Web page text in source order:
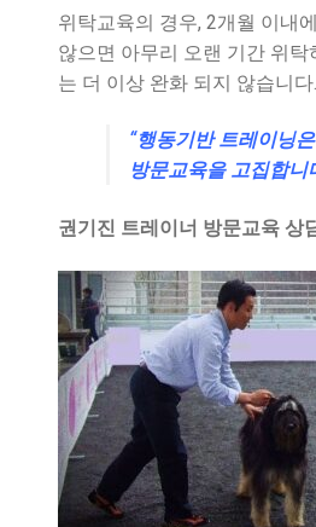
위탁교육의 경우, 2개월 이내
않으면 아무리 오랜 기간 위탁
는 더 이상 완화 되지 않습니다.
“행동기반 트레이닝
방문교육을 고집합니
권기진 트레이너 방문교육 상